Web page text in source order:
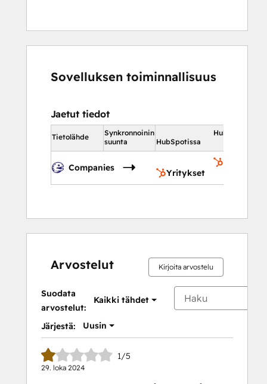
Sovelluksen toiminnallisuus
Jaetut tiedot
Tietolähde
Synkronnoinin
suunta
HubSpotissa
HubSpotissa
Companies
Yritykset
Arvostelut Kirjoita arvostelu
Suodata
arvostelut:
Kaikki tähdet
Järjestä: Uusin
1/5
29. loka 2024